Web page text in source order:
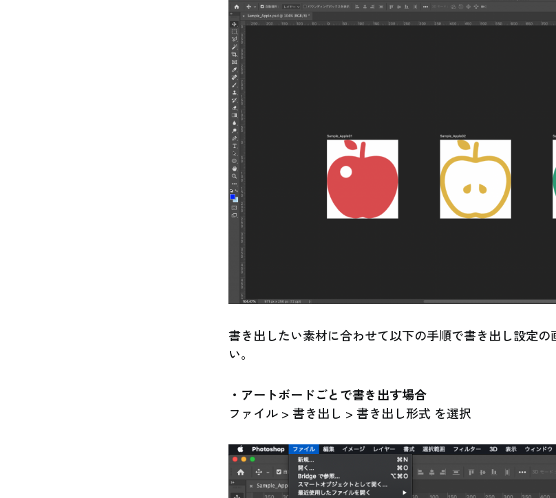
書き出したい素材に合わせて以下の手順で書き出し設定の
い。
・アートボードごとで書き出す場合
ファイル > 書き出し > 書き出し形式 を選択